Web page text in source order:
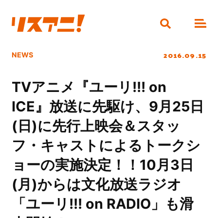
NEWS 2016.09.15
TVアニメ『ユーリ!!! on
ICE』放送に先駆け、9月25日
(日)に先行上映会＆スタッ
フ・キャストによるトークシ
ョーの実施決定！！10月3日
(月)からは文化放送ラジオ
「ユーリ!!! on RADIO」も滑